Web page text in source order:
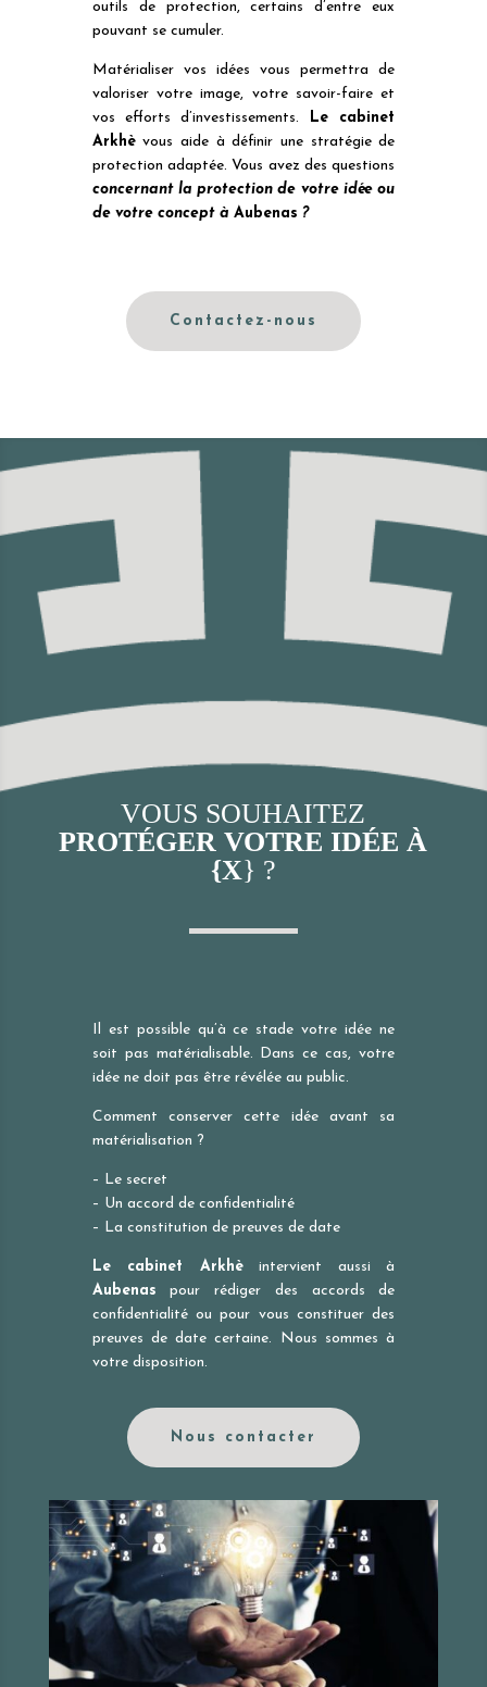
outils de protection, certains d’entre eux
pouvant se cumuler.
Matérialiser vos idées vous permettra de
valoriser votre image, votre savoir-faire et
vos efforts d’investissements. Le cabinet
Arkhèvous aide à définir une stratégie de
protection adaptée. Vous avez des questions
concernant la protection de votre idée ou
de votre concept à Aubenas ?
Contactez-nous
VOUS SOUHAITEZ
PROTÉGER VOTRE IDÉE À
{X} ?
Il est possible qu’à ce stade votre idée ne
soit pas matérialisable. Dans ce cas, votre
idée ne doit pas être révélée au public.
Comment conserver cette idée avant sa
matérialisation ?
– Le secret
– Un accord de confidentialité
– La constitution de preuves de date
Le cabinet Arkhèintervient aussi à
Aubenas pour rédiger des accords de
confidentialité ou pour vous constituer des
preuves de date certaine. Nous sommes à
votre disposition.
Nous contacter